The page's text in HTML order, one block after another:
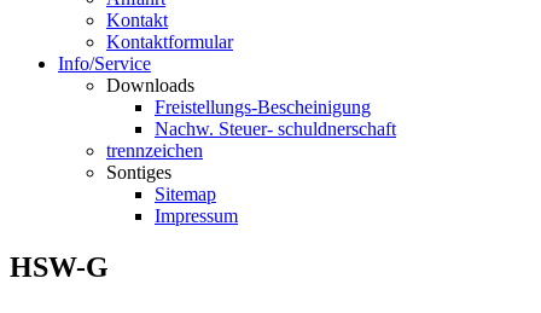
Kontakt
Kontaktformular
Info/Service
Downloads
Freistellungs-Bescheinigung
Nachw. Steuer- schuldnerschaft
trennzeichen
Sontiges
Sitemap
Impressum
HSW-G